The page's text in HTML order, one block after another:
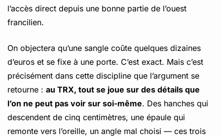
l’accès direct depuis une bonne partie de l’ouest
francilien.
On objectera qu’une sangle coûte quelques dizaines
d’euros et se fixe à une porte. C’est exact. Mais c’est
précisément dans cette discipline que l’argument se
retourne : au TRX, tout se joue sur des détails que
l’on ne peut pas voir sur soi-même. Des hanches qui
descendent de cinq centimètres, une épaule qui
remonte vers l’oreille, un angle mal choisi — ces trois